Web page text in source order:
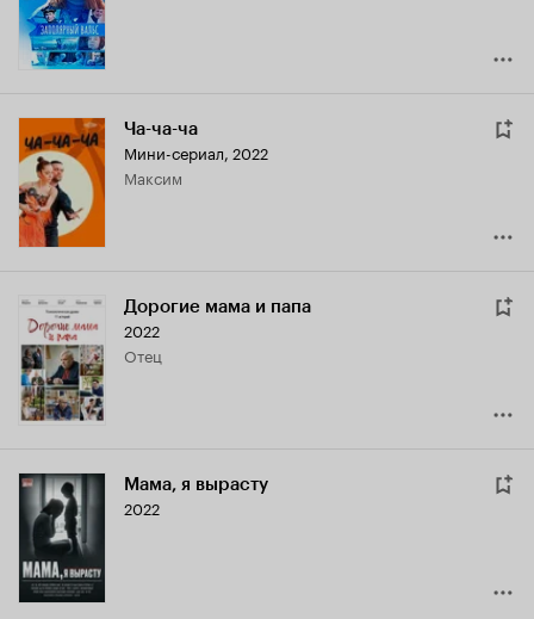
Ча-ча-ча
Мини-сериал, 2022
Максим
Дорогие мама и папа
2022
отец
Мама, я вырасту
2022